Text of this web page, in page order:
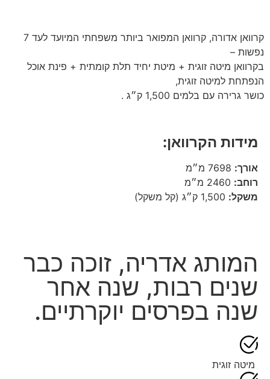
קרוואן אדורה, קרוואן המפואר ביותר משפחתי המיועד לעד 7
נפשות –
בקרוואן מיטה זוגית + מיטת יחיד תלת קומתית + פינת אוכל
הנפתחת למיטה זוגית,
כושר גרירה עם בלמים 1,500 ק״ג .
מידות הקרוואן:
אורך: 7698 מ״מ
רוחב: 2460 מ״מ
משקל:
המותג אדריה, זוכה כבר
שנים רבות, שנה אחר
שנה בפרסים יוקרתיים.
מיטה זוגית